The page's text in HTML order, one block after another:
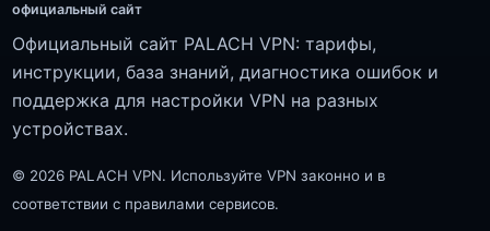
официальный сайт
Официальный сайт PALACH VPN: тарифы,
инструкции, база знаний, диагностика ошибок и
поддержка для настройки VPN на разных
устройствах.
© 2026 PALACH VPN. Используйте VPN законно и в
соответствии с правилами сервисов.